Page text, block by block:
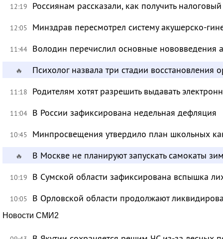
12:19 Россиянам рассказали, как получить
12:05 Минздрав пересмотрел систему акушерско-
11:44 Володин перечислил основные нововведения
🔥 Психолог назвала три стадии восстановления
11:18 Родителям хотят разрешить выдавать
11:04 В России зафиксирована недельная дефляция
10:45 Минпросвещения утвердило план школьных
🔥 В Москве не планируют запускать самокаты
10:19 В Сумской области зафиксирована вспышка
10:05 В Орловской области продолжают
Новости СМИ2